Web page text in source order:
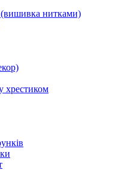
(вишивка нитками)
хрестиком